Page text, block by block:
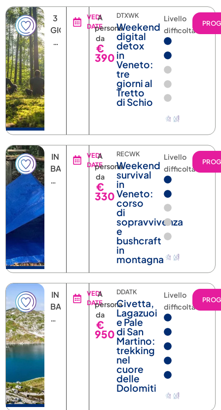
3
GIORNI
2
NOTTI
VEDI
DATE
A
persona
da
€
390
Weekend
digital
detox
in
Veneto:
tre
giorni al
Tretto
di Schio
Livello
difficoltà
IN
BASE
ALLA
DATE
A
persona
da
€
330
Weekend
survival
in
Veneto:
corso
di
sopravvivenza
e
bushcraft
in
montagna
Livello
difficoltà
IN
BASE
ALLA
DATA
VEDI
DATE
A
persona
da
€
950
Civetta,
Lagazuoi
e Pale
di San
Martino:
trekking
nel
cuore
delle
Dolomiti
Livello
difficoltà